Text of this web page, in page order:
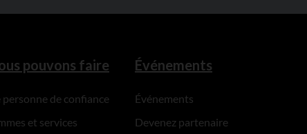
pouvons faire
personne de confiance
et services
Événements
Événements
Devenez partenaire